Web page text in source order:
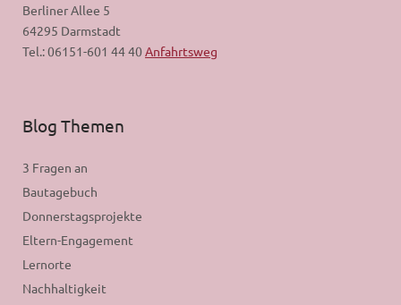
Berliner Allee 5
64295 Darmstadt
Tel.: 06151-601 44 40 Anfahrtsweg
Blog Themen
3 Fragen an
Bautagebuch
Donnerstagsprojekte
Eltern-Engagement
Lernorte
Nachhaltigkeit